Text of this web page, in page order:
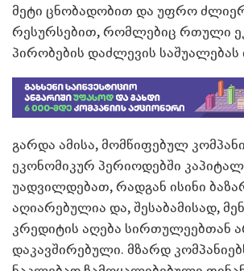
მეტი ცნობადობით და უფრო
რესურსებით, რომლებიც რთული
პირობების დაძლევის საშუალებას
გარდა ამისა, მომწიფებულ
ეკონომიკურ პერიოდებში
უადვილდებათ, რადგან ისინი
აღიარებულია და, შესაბამისად,
კრედიტის აღება სირთულეებთან
დაკავშირებული. მზარდ